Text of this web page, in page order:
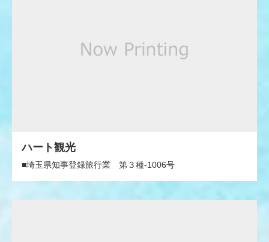
ハート観光
■埼玉県知事登録旅行業 第３種‐1006号